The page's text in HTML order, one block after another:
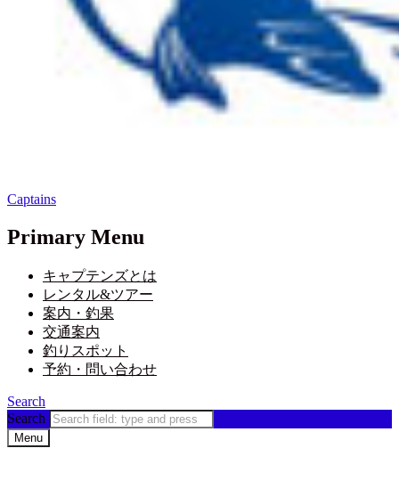
Captains
Primary Menu
キャプテンズとは
レンタル&ツアー
案内・釣果
交通案内
釣りスポット
予約・問い合わせ
Search
Search
Menu